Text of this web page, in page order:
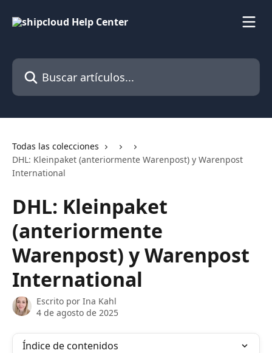
Buscar artículos...
Todas las colecciones
DHL: Kleinpaket (anteriormente Warenpost) y Warenpost
International
DHL: Kleinpaket
(anteriormente
Warenpost) y Warenpost
International
Escrito por Ina Kahl
4 de agosto de 2025
Índice de contenidos